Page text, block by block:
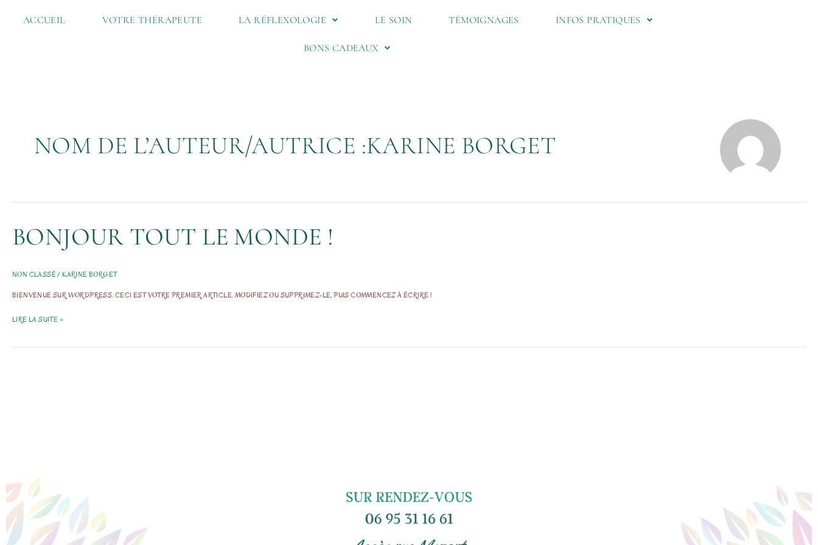
ACCUEIL VOTRE THÉRAPEUTE LA RÉFLEXOLOGIE LE SOIN TÉMOIGNAGES INFOS PRATIQUES
BONS CADEAUX
NOM DE L’AUTEUR/AUTRICE :KARINE BORGET
BONJOUR TOUT LE MONDE !
NON CLASSÉ/KARINE BORGET
BIENVENUE SUR WORDPRESS. CECI EST VOTRE PREMIER ARTICLE. MODIFIEZ OU SUPPRIMEZ-LE, PUIS COMMENCEZ À ÉCRIRE !
BONJOUR
TOUT
LIRE LA SUITE »